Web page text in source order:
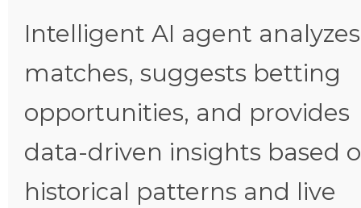
Intelligent AI agent analyzes
matches, suggests betting
opportunities, and provides
data-driven insights based
historical patterns and live